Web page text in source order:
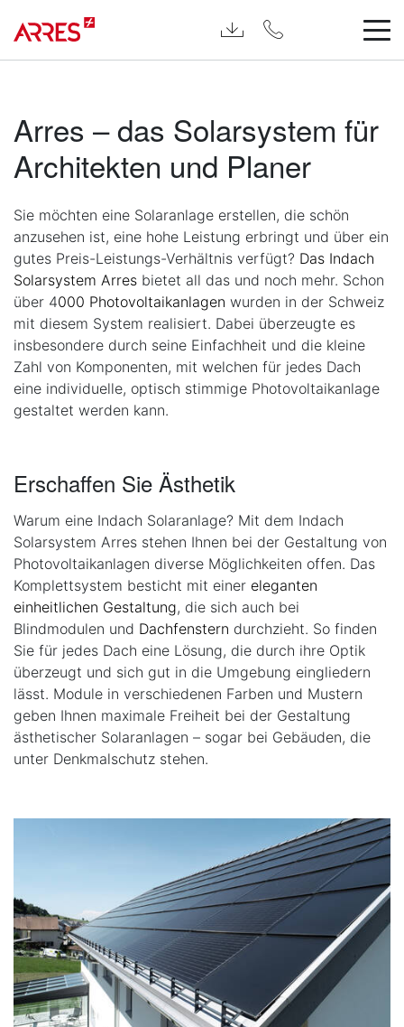
Arres – das Solarsystem für
Architekten und Planer
Sie möchten eine Solaranlage erstellen, die schön
anzusehen ist, eine hohe Leistung erbringt und über ein
gutes Preis-Leistungs-Verhältnis verfügt? Das Indach
Solarsystem Arres bietet all das und noch mehr. Schon
über 4000 Photovoltaikanlagen wurden in der Schweiz
mit diesem System realisiert. Dabei überzeugte es
insbesondere durch seine Einfachheit und die kleine
Zahl von Komponenten, mit welchen für jedes Dach
eine individuelle, optisch stimmige Photovoltaikanlage
gestaltet werden kann.
Erschaffen Sie Ästhetik
Warum eine Indach Solaranlage? Mit dem Indach
Solarsystem Arres stehen Ihnen bei der Gestaltung von
Photovoltaikanlagen diverse Möglichkeiten offen. Das
Komplettsystem besticht mit einer eleganten
einheitlichen Gestaltung, die sich auch bei
Blindmodulen und Dachfenstern durchzieht. So finden
Sie für jedes Dach eine Lösung, die durch ihre Optik
überzeugt und sich gut in die Umgebung eingliedern
lässt. Module in verschiedenen Farben und Mustern
geben Ihnen maximale Freiheit bei der Gestaltung
ästhetischer Solaranlagen – sogar bei Gebäuden, die
unter Denkmalschutz stehen.